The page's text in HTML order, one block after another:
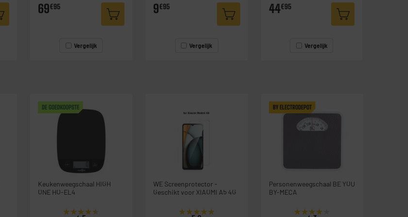
69€95
Vergelijk
9€95
Vergelijk
44€95
Vergelijk
DE GOEDKOOPSTE
Keukenweegschaal HIGH
ONE HO-EL4
★★★★★
★★★★★
WE Screenprotector -
Geschikt voor XIAOMI A5 4G
★★★★★
★★★★★
BY ELECTRODEPOT
Personenweegschaal BE YOU
BY-MECA
★★★★★
★★★★★